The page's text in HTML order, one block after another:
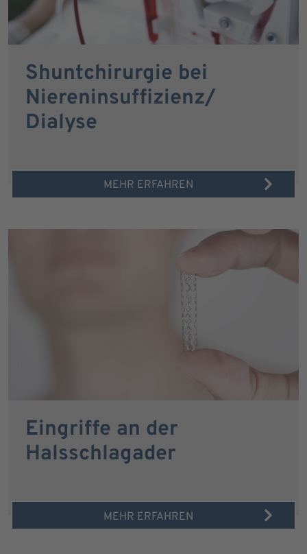
Shuntchirurgie bei
Niereninsuffizienz/
Dialyse
MEHR ERFAHREN
Eingriffe an der
Halsschlagader
MEHR ERFAHREN